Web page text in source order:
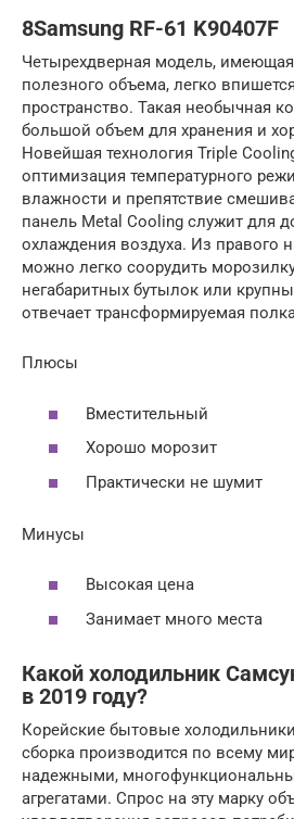
8Samsung RF-61 K90407F
Четырехдверная модель,
полезного объема, легко
пространство. Такая необычная
большой объем для хранения и
Новейшая технология Triple
оптимизация температурного
влажности и препятствие
панель Metal Cooling служит для
охлаждения воздуха. Из правого
можно легко соорудить
негабаритных бутылок или
отвечает трансформируемая
Плюсы
Вместительный
Хорошо морозит
Практически не шумит
Минусы
Высокая цена
Занимает много места
Какой холодильник
в 2019 году?
Корейские бытовые
сборка производится по всему
надежными,
агрегатами. Спрос на эту марку